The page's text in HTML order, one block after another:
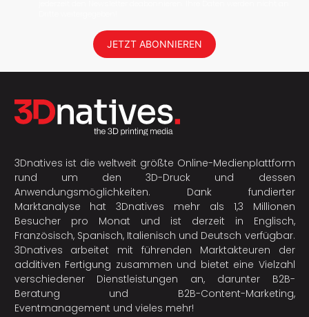
JETZT ABONNIEREN
3Dnatives ist die weltweit größte Online-Medienplattform
rund um den 3D-Druck und dessen
Anwendungsmöglichkeiten. Dank fundierter
Marktanalyse hat 3Dnatives mehr als 1,3 Millionen
Besucher pro Monat und ist derzeit in Englisch,
Französisch, Spanisch, Italienisch und Deutsch verfügbar.
3Dnatives arbeitet mit führenden Marktakteuren der
additiven Fertigung zusammen und bietet eine Vielzahl
verschiedener Dienstleistungen an, darunter B2B-
Beratung und B2B-Content-Marketing,
Eventmanagement und vieles mehr!